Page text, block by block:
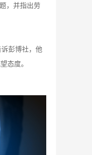
，并指出劳
彭博社，他
态度。